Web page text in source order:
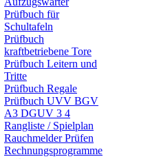
Prüfbuch für
Schultafeln
Prüfbuch
kraftbetriebene Tore
Prüfbuch Leitern und
Tritte
Prüfbuch Regale
Prüfbuch UVV BGV
A3 DGUV 3 4
Rangliste / Spielplan
Rauchmelder Prüfen
Rechnungsprogramme